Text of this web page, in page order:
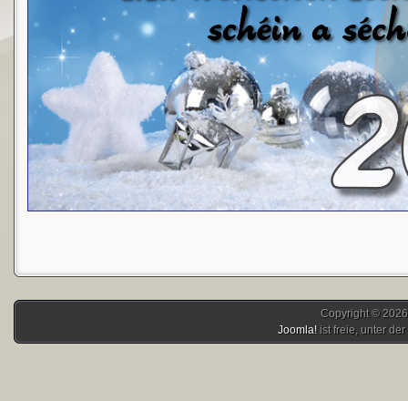
Copyright ©
Joomla! ist freie, unter der